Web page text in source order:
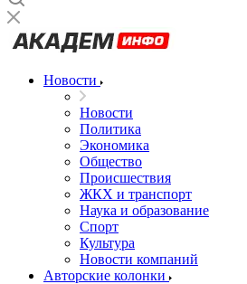
Новости
Новости
Политика
Экономика
Общество
Происшествия
ЖКХ и транспорт
Наука и образование
Спорт
Культура
Новости компаний
Авторские колонки